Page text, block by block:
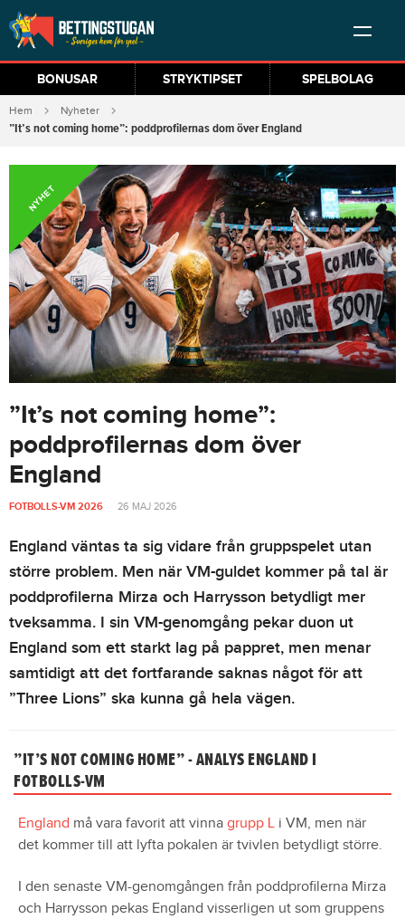
BONUSAR STRYKTIPSET SPELBOLAG
Hem Nyheter
”It’s not coming home”: poddprofilernas dom över England
NYHET
”It’s not coming home”:
poddprofilernas dom över
England
FOTBOLLS-VM 2026 26 MAJ 2026
England väntas ta sig vidare från gruppspelet utan
större problem. Men när VM-guldet kommer på tal är
poddprofilerna Mirza och Harrysson betydligt mer
tveksamma. I sin VM-genomgång pekar duon ut
England som ett starkt lag på pappret, men menar
samtidigt att det fortfarande saknas något för att
”Three Lions” ska kunna gå hela vägen.
”IT’S NOT COMING HOME” - ANALYS ENGLAND I
FOTBOLLS-VM
England må vara favorit att vinna grupp L i VM, men när
det kommer till att lyfta pokalen är tvivlen betydligt större.
I den senaste VM-genomgången från poddprofilerna Mirza
och Harrysson pekas England visserligen ut som gruppens